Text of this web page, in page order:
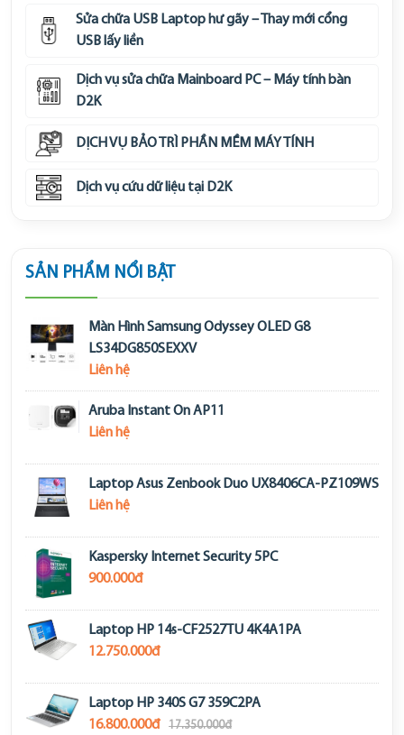
Sửa chữa USB Laptop hư gãy – Thay mới cổng
USB lấy liền
Dịch vụ sửa chữa Mainboard PC – Máy tính bàn
D2K
DỊCH VỤ BẢO TRÌ PHẦN MỀM MÁY TÍNH
Dịch vụ cứu dữ liệu tại D2K
SẢN PHẨM NỔI BẬT
Màn Hình Samsung Odyssey OLED G8
LS34DG850SEXXV
Liên hệ
Aruba Instant On AP11
Liên hệ
Laptop Asus Zenbook Duo UX8406CA-PZ109WS
Liên hệ
Kaspersky Internet Security 5PC
900.000đ
Laptop HP 14s-CF2527TU 4K4A1PA
12.750.000đ
Laptop HP 340S G7 359C2PA
16.800.000đ
17.350.000đ